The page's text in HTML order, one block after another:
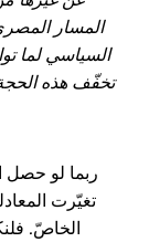
المسار المصري
السياسي لما
تخفّف هذه
ربما لو حصل
تغيّرت
الخاصّ.